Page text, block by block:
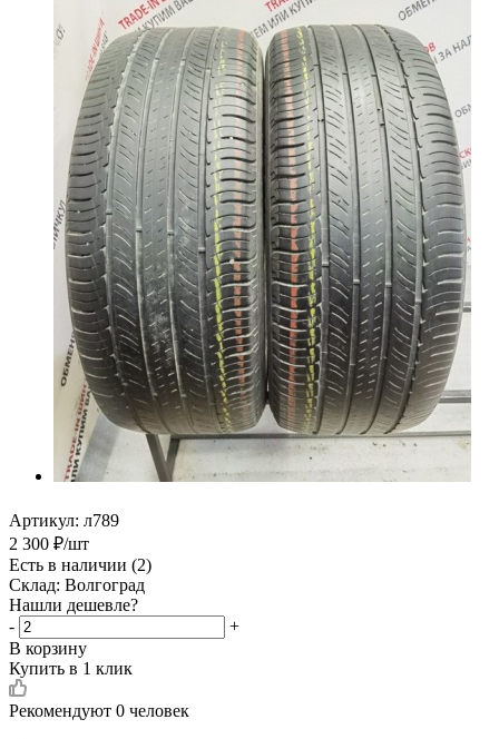
Артикул: л789
2 300 ₽/шт
Есть в наличии (2)
Склад: Волгоград
Нашли дешевле?
-
+
В корзину
Купить в 1 клик
Рекомендуют 0 человек